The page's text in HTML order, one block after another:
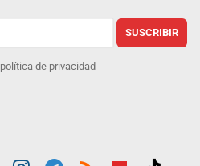
SUSCRIBIR
política de privacidad